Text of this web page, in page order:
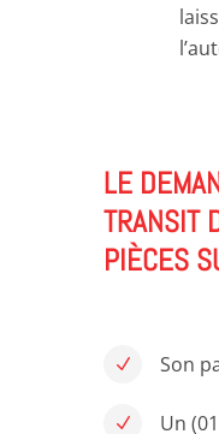
LE
TRANSIT
PIÈCES
N Son
N Un